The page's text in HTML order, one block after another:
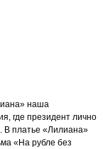
наша
где президент лично
В платье «Лилиана»
«На рубле без